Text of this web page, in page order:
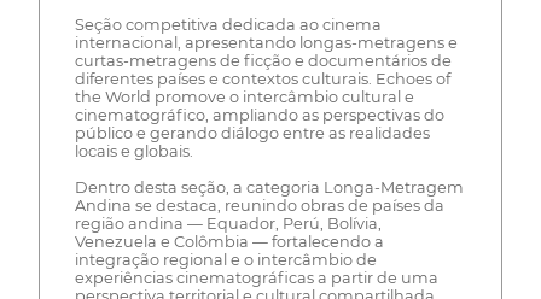
Seção competitiva dedicada ao cinema
internacional, apresentando longas-metragens e
curtas-metragens de ficção e documentários de
diferentes países e contextos culturais. Echoes of
the World promove o intercâmbio cultural e
cinematográfico, ampliando as perspectivas do
público e gerando diálogo entre as realidades
locais e globais.
Dentro desta seção, a categoria Longa-Metragem
Andina se destaca, reunindo obras de países da
região andina — Equador, Perú, Bolívia,
Venezuela e Colômbia — fortalecendo a
integração regional e o intercâmbio de
experiências cinematográficas a partir de uma